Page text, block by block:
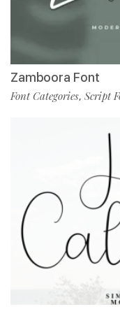
Zamboora Font
Font Categories, Script